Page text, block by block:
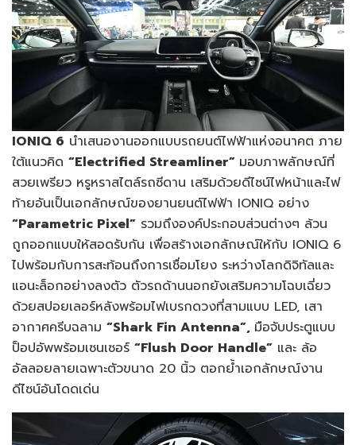
IONIQ 6 นำเสนองานออกแบบรถยนต์ไฟฟ้าแห่งอนาคต ภาย
ใต้แนวคิด “Electrified Streamliner” มอบภาพลักษณ์ที่
สวยเพรียว หรูหราสไตล์รถซีดาน เสริมด้วยดีไซน์ไฟหน้าและไฟ
ท้ายอันเป็นเอกลักษณ์ของยานยนต์ไฟฟ้า IONIQ อย่าง
“Parametric Pixel” รวมถึงองค์ประกอบส่วนต่างๆ ล้วน
ถูกออกแบบให้สอดรับกัน เพื่อสร้างเอกลักษณ์ให้กับ IONIQ 6
ไปพร้อมกับการสะท้อนถึงการเชื่อมโยง ระหว่างโลกดิจิทัลและ
แอนะล็อกอย่างลงตัว ตัวรถด้านนอกยังเสริมความโฉบเฉี่ยว
ด้วยสปอยเลอร์หลังพร้อมไฟเบรกดวงที่สามแบบ LED, เสา
อากาศครีบฉลาม “Shark Fin Antenna”, มือจับประตูแบบ
ป็อปอัพพร้อมเซนเซอร์ “Flush Door Handle” และ ล้อ
อัลลอยลายเฉพาะตัวขนาด 20 นิ้ว ตอกย้ำเอกลักษณ์งาน
ดีไซน์อันโดดเด่น